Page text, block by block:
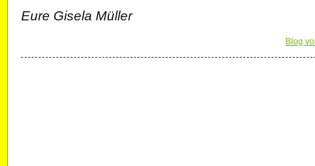
Eure Gisela Müller
Blog